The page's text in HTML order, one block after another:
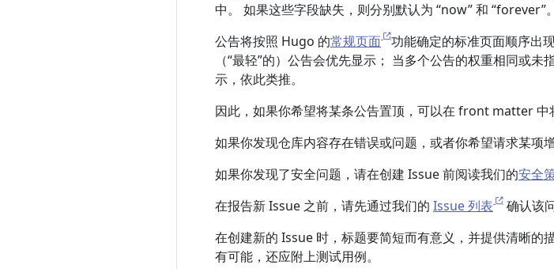
中。 如果这些字段缺失，则分别默认为 “now” 和 “forever”。
公告将按照 Hugo 的常规页面 功能确定的标准页面顺序出
（“最轻”的）公告会优先显示； 当多个公告的权重相同或
示，依此类推。
因此，如果你希望将某条公告置顶，可以在 front matter 中
如果你发现仓库内容存在错误或问题，或者你希望请求某项
如果你发现了安全问题，请在创建 Issue 前阅读我们的安全
在报告新 Issue 之前，请先通过我们的 Issue 列表
确认该
在创建新的 Issue 时，标题要简短而有意义，并提供清晰的
有可能，还应附上测试用例。